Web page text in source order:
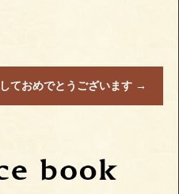
ておめでとうございます →